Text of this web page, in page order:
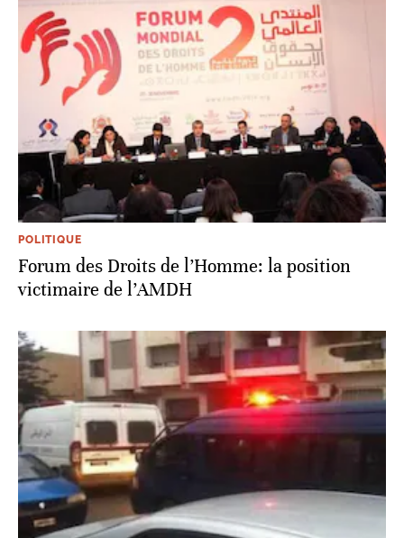
POLITIQUE
Forum des Droits de l’Homme: la position
victimaire de l’AMDH